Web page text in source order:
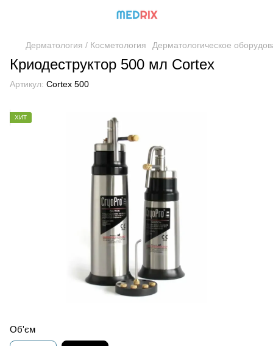
Дерматология / Косметология Дерматологическое
Криодеструктор 500 мл Cortex
Артикул: Cortex 500
ХИТ
Об'єм